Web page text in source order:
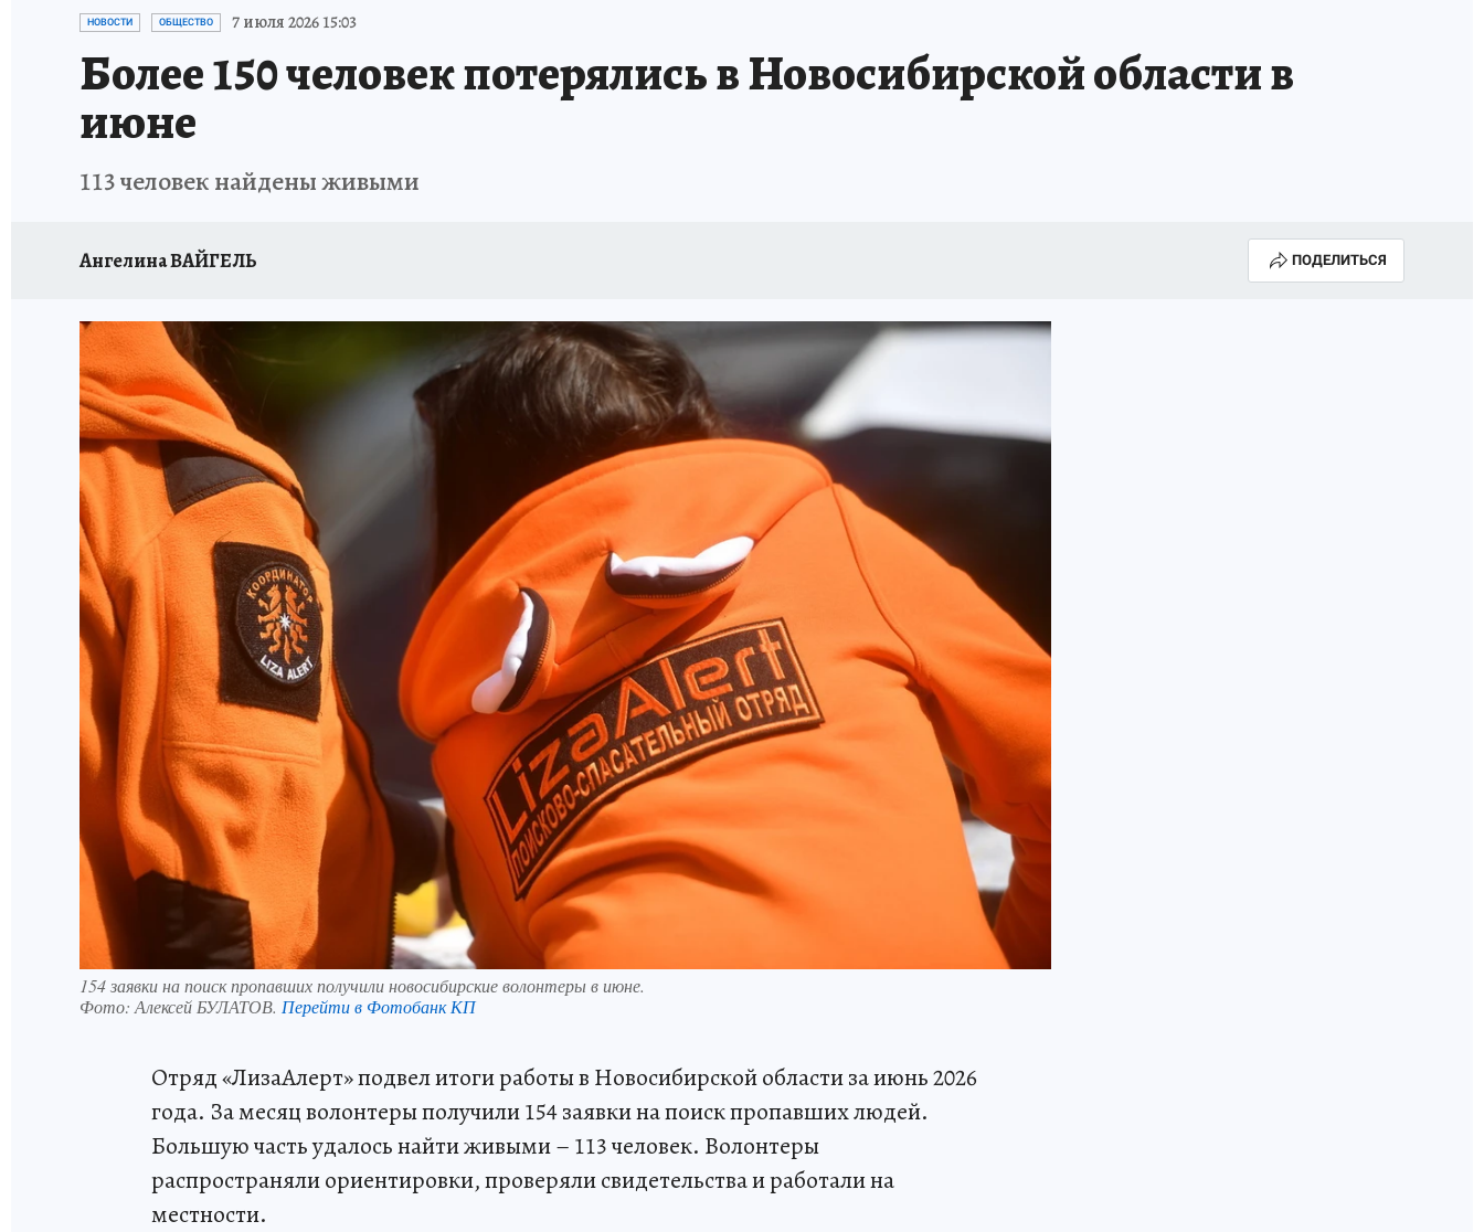
ОТДЫХ В РОССИИ ЗАПОВЕДНАЯ РОССИЯ
НОВОСТИ ОБЩЕСТВО 7 июля 2026 15:03
Более 150 человек потерялись в Новосибирской области в
июне
113 человек найдены живыми
Ангелина ВАЙГЕЛЬ ПОДЕЛИТЬСЯ
154 заявки на поиск пропавших получили новосибирские волонтеры в июне.
Фото: Алексей БУЛАТОВ. Перейти в Фотобанк КП
Отряд «ЛизаАлерт» подвел итоги работы в Новосибирской области за июнь 2026
года. За месяц волонтеры получили 154 заявки на поиск пропавших людей.
Большую часть удалось найти живыми – 113 человек. Волонтеры
распространяли ориентировки, проверяли свидетельства и работали на
местности.